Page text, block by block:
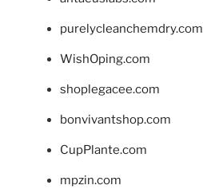
purelycleanchemdry.com
WishOping.com
shoplegacee.com
bonvivantshop.com
CupPlante.com
mpzin.com